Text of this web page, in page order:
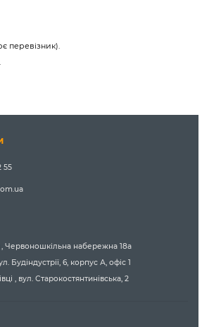
перевізник).
55
, Червоношкільна набережна 18а
Будіндустрії, 6, корпус А, офіс 1
, вул. Старокостянтинівська, 2